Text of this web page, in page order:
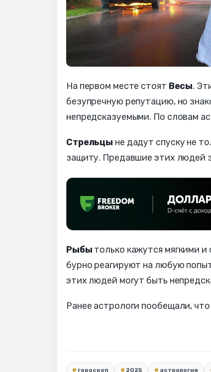
На первом месте стоят Весы.
безупречную репутацию, но
непредсказуемыми. По словам
Стрельцы не дадут спуску не
защиту. Предавшие этих людей
Рыбы только кажутся мягкими
бурно реагируют на любую
этих людей могут быть
Ранее астрологи пообещали,
гороскоп 2025 астрология